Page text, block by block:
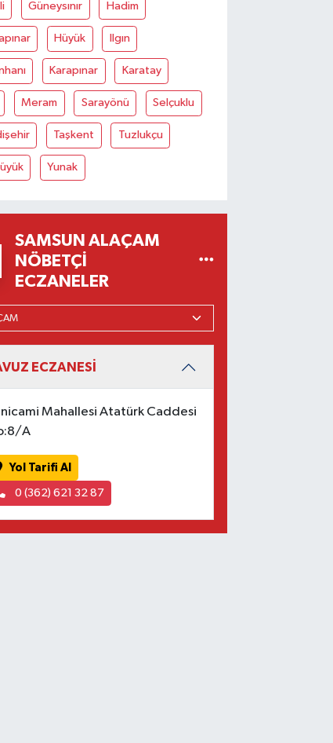
Güneysınır Hadim
Hüyük Ilgın
Karapınar Karatay
Meram Sarayönü Selçuklu
Taşkent Tuzlukçu
Yunak
SAMSUN ALAÇAM
NÖBETÇI
ECZANELER
ECZANESİ
Mahallesi Atatürk Caddesi
A
Yol Tarifi Al
0 (362) 621 32 87